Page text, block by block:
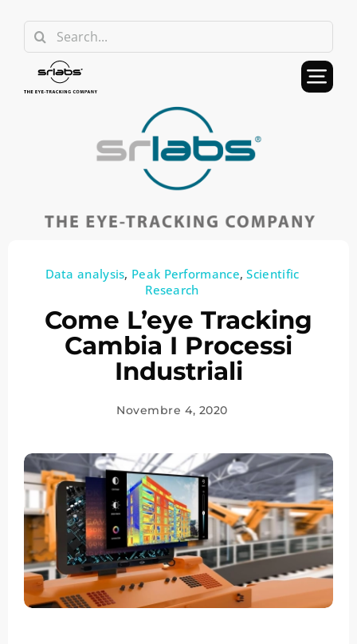
content
Search
for:
Data analysis, Peak Performance,Scientific
Research
Come L’eye Tracking
Cambia I Processi
Industriali
Novembre 4, 2020